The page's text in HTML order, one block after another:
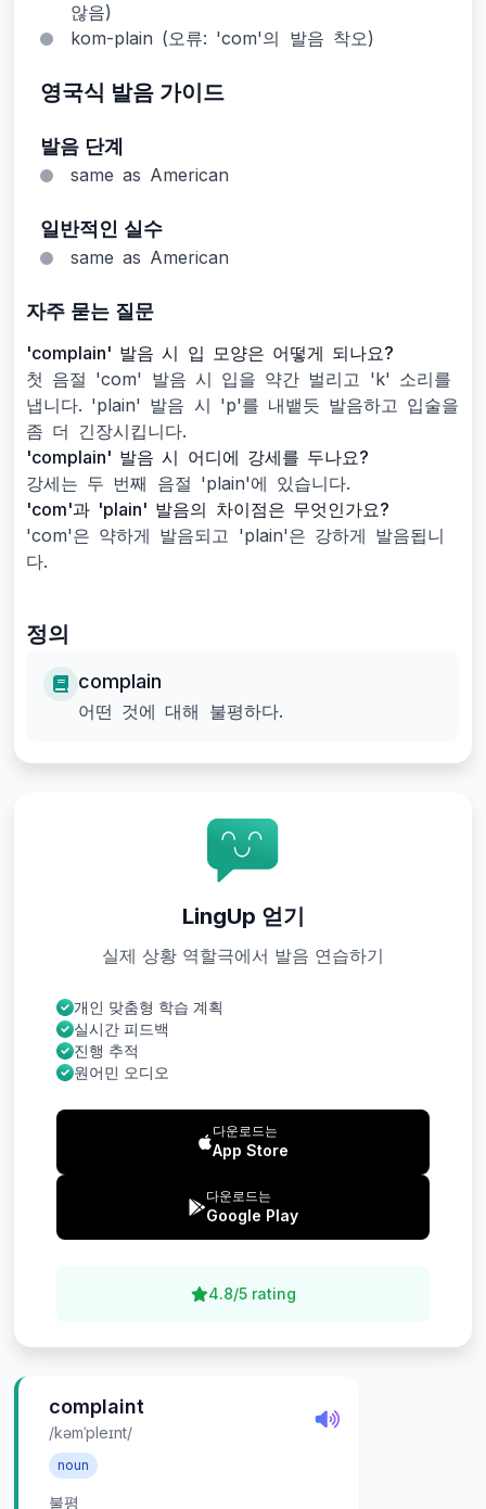
않음)
kom-plain (오류: 'com'의 발음 착오)
영국식 발음 가이드
발음 단계
same as American
일반적인 실수
same as American
자주 묻는 질문
'complain' 발음 시 입 모양은 어떻게 되나요?
첫 음절 'com' 발음 시 입을 약간 벌리고 'k' 소리를
냅니다. 'plain' 발음 시 'p'를 내뱉듯 발음하고 입술을
좀 더 긴장시킵니다.
'complain' 발음 시 어디에 강세를 두나요?
강세는 두 번째 음절 'plain'에 있습니다.
'com'과 'plain' 발음의 차이점은 무엇인가요?
'com'은 약하게 발음되고 'plain'은 강하게 발음됩니
다.
정의
complain
어떤 것에 대해 불평하다.
complaint
/kəmˈpleɪnt/
noun
불평
LingUp 얻기
실제 상황 역할극에서 발음 연습하기
개인 맞춤형 학습 계획
실시간 피드백
진행 추적
원어민 오디오
다운로드는
App Store
다운로드는
Google Play
4.8/5 rating